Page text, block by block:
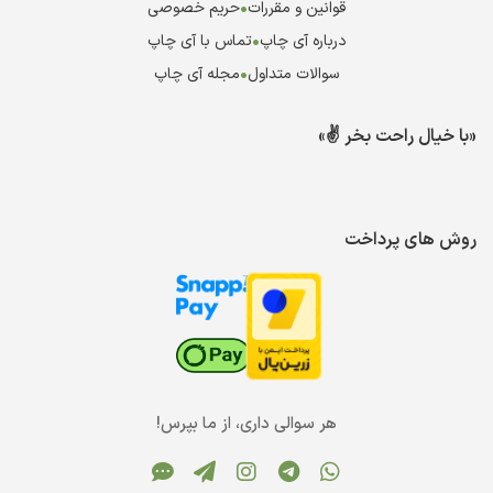
قوانین و مقررات•حریم خصوصی
درباره آی چاپ•تماس با آی چاپ
سوالات متداول•مجله آی چاپ
«با خیال راحت بخر ✌️»
روش های پرداخت
هر سوالی داری، از ما بپرس!